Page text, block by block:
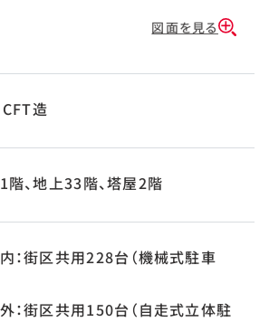
図面を見る
CFT造
階、地上33階、塔屋2階
：街区共用228台（機械式駐車
：街区共用150台（自走式立体駐